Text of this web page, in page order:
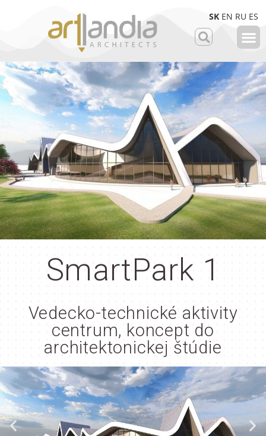
SmartPark 1
Vedecko-technické aktivity
centrum, koncept do
architektonickej štúdie
SK EN RU ES